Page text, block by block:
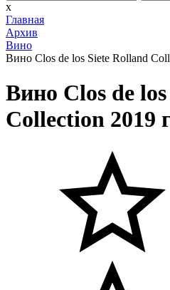
x
Главная
Архив
Вино
Вино Clos de los Siete Rolland
Вино Clos de
Collection 2019